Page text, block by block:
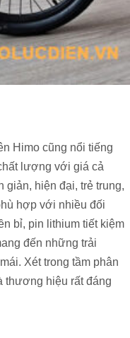
Himo cũng nổi tiếng
lượng với giá cả
giản, hiện đại, trẻ trung,
hợp với nhiều đối
bỉ, pin lithium tiết kiệm
đến những trải
Xét trong tầm phân
thương hiệu rất đáng